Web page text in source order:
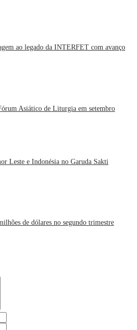
ao legado da INTERFET com avanço
Asiático de Liturgia em setembro
Leste e Indonésia no Garuda Sakti
de dólares no segundo trimestre